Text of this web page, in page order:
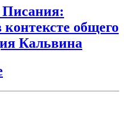
Писания:
общего
Кальвина